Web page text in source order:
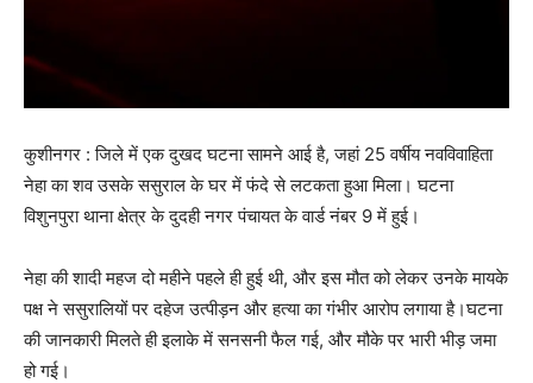
कुशीनगर : जिले में एक दुखद घटना सामने आई है, जहां 25 वर्षीय नवविवाहिता
नेहा का शव उसके ससुराल के घर में फंदे से लटकता हुआ मिला। घटना
विशुनपुरा थाना क्षेत्र के दुदही नगर पंचायत के वार्ड नंबर 9 में हुई।
नेहा की शादी महज दो महीने पहले ही हुई थी, और इस मौत को लेकर उनके मायके
पक्ष ने ससुरालियों पर दहेज उत्पीड़न और हत्या का गंभीर आरोप लगाया है।घटना
की जानकारी मिलते ही इलाके में सनसनी फैल गई, और मौके पर भारी भीड़ जमा
हो गई।